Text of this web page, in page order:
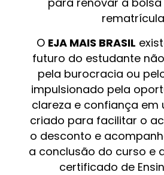
O EJA MAIS BRASIL
futuro do estudante
pela burocracia ou
impulsionado pela
clareza e confiança em
criado para facilitar o
o desconto e
a conclusão do curso e
certificado de